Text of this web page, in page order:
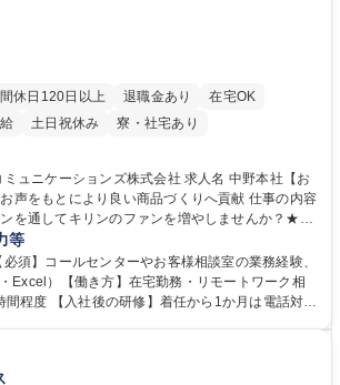
休日120日以上 退職金あり
在宅OK
土日祝休み 寮・社宅あり
ションズ株式会社 求人名 中野本社【お
もとにより良い商品づくりへ貢献 仕事の内容
を通してキリンのファンを増やしませんか？★≫
商品づくりに活かしていく上で、窓口となるお客
ープへのご
しています。お客様からの声に迅速かつ誠意をも
とともにグループ内活動に反映しています。 【具
件前後 募集職種 中野本社【お客様
もとにより良い商品づくりへ貢献
等
須】コールセンターやお客様相談室の業務経験、
Excel）【働き方】在宅勤務・リモートワーク相
1か月は電話対応
【当社について】キリングループの広報機能を担
の出会いを大切にし、磨き上げたホスピタリティ